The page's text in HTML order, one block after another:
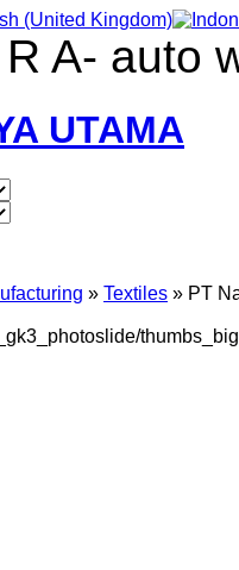
R A- auto
UTAMA
» Textiles » PT